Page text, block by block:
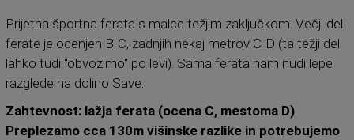
Prijetna športna ferata s malce težjim zaključkom. Večji del
ferate je ocenjen B-C, zadnjih nekaj metrov C-D (ta težji del
lahko tudi "obvozimo" po levi). Sama ferata nam nudi lepe
razglede na dolino Save.
Zahtevnost: lažja ferata (ocena C, mestoma D)
Preplezamo cca 130m višinske razlike in potrebujemo